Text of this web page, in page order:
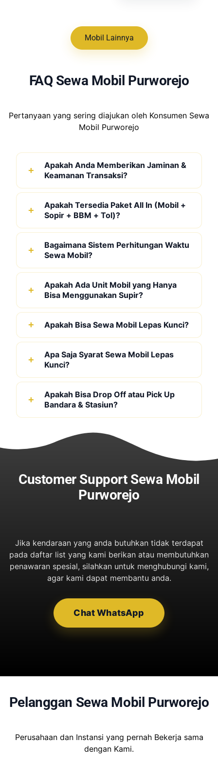
Mobil Lainnya
FAQ Sewa Mobil Purworejo
Pertanyaan yang sering diajukan oleh Konsumen Sewa
Mobil Purworejo
Apakah Anda Memberikan Jaminan &
Keamanan Transaksi?
Apakah Tersedia Paket All In (Mobil +
Sopir + BBM + Tol)?
Bagaimana Sistem Perhitungan Waktu
Sewa Mobil?
Apakah Ada Unit Mobil yang Hanya
Bisa Menggunakan Supir?
Apakah Bisa Sewa Mobil Lepas Kunci?
Apa Saja Syarat Sewa Mobil Lepas
Kunci?
Apakah Bisa Drop Off atau Pick Up
Bandara & Stasiun?
Customer Support Sewa Mobil
Purworejo
Jika kendaraan yang anda butuhkan tidak terdapat
pada daftar list yang kami berikan atau membutuhkan
penawaran spesial, silahkan untuk menghubungi kami,
agar kami dapat membantu anda.
Chat WhatsApp
Pelanggan Sewa Mobil Purworejo
Perusahaan dan Instansi yang pernah Bekerja sama
dengan Kami.